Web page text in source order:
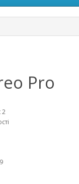
Pro
2